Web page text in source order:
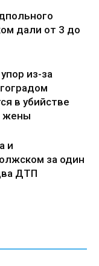
дали от 3 до
из-за
в убийстве
жены
и
за один
ДТП